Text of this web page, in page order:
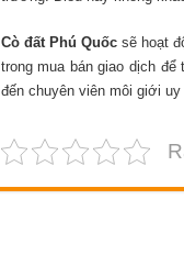
Cò đất Phú Quốcsẽ hoạt
trong mua bán giao dịch
đến chuyên viên môi giới uy